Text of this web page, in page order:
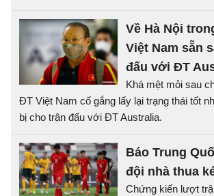
Về Hà Nội
Việt Nam sẵn
đấu với ĐT
Khá mệt mỏi sau
ĐT Việt Nam cố gắng lấy lại trạng thái tốt
bị cho trận đấu với ĐT Australia.
Báo Trung
đội nhà thua
Chứng kiến lượt